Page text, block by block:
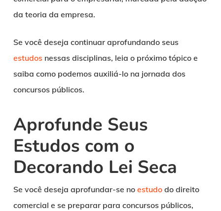
da teoria da empresa.
Se você deseja continuar aprofundando seus
estudosnessas disciplinas, leia o próximo tópico e
saiba como podemos auxiliá-lo na jornada dos
concursos públicos.
Aprofunde Seus
Estudos com o
Decorando Lei Seca
Se você deseja aprofundar-se no estudodo direito
comercial e se preparar para concursos públicos,